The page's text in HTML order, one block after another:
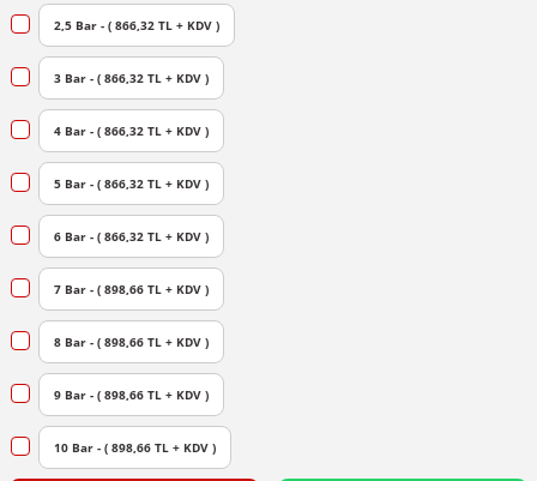
2,5 Bar - ( 866,32 TL + KDV )
3 Bar - ( 866,32 TL + KDV )
4 Bar - ( 866,32 TL + KDV )
5 Bar - ( 866,32 TL + KDV )
6 Bar - ( 866,32 TL + KDV )
7 Bar - ( 898,66 TL + KDV )
8 Bar - ( 898,66 TL + KDV )
9 Bar - ( 898,66 TL + KDV )
10 Bar - ( 898,66 TL + KDV )